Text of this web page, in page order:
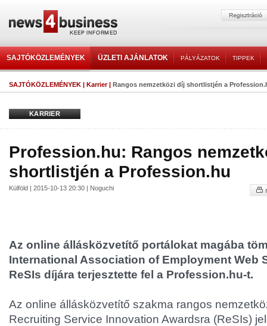
SAJTÓKÖZLEMÉNYEK ÜZLETI AJÁNLATOK PÁLYÁZATOK TIPPEK
SAJTÓKÖZLEMÉNYEK | Karrier| Rangos nemzetközi díj shortlistjén a
KARRIER
Profession.hu: Rangos
shortlistjén a Profession.hu
Külföld | 2015-10-13 20:30 | Noguchi
Az online állásközvetítő portálokat magába
International Association of Employment Web
ReSIs díjára terjesztette fel a Profession.hu-t.
Az online állásközvetítő szakma rangos
Recruiting Service Innovation Awardsra (ReSIs)